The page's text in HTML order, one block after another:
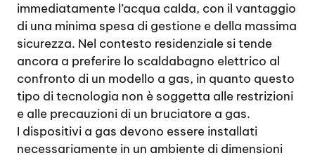
immediatamente l’acqua calda, con il vantaggio
di una minima spesa di gestione e della massima
sicurezza. Nel contesto residenziale si tende
ancora a preferire lo scaldabagno elettrico al
confronto di un modello a gas, in quanto questo
tipo di tecnologia non è soggetta alle restrizioni
e alle precauzioni di un bruciatore a gas.
I dispositivi a gas devono essere installati
necessariamente in un ambiente di dimensioni